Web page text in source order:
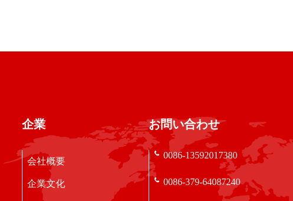
企業
会社概要
企業文化
お問い合わせ
0086-13592017380
0086-379-64087240